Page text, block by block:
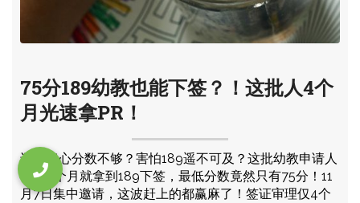
75分189幼教也能下签？！这批人4个
月光速拿PR！
还在担心分数不够？害怕189遥不可及？这批幼教申请人
仅用4个月就拿到189下签，最低分数竟然只有75分！11
月7日集中邀请，这波赶上的都赢麻了！签证审理仅4个